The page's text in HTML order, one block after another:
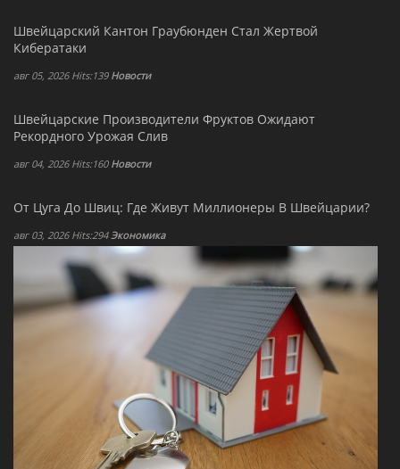
Швейцарский Кантон Граубюнден Стал Жертвой
Кибератаки
авг 05, 2026 Hits:139 Новости
Швейцарские Производители Фруктов Ожидают
Рекордного Урожая Слив
авг 04, 2026 Hits:160 Новости
От Цуга До Швиц: Где Живут Миллионеры В Швейцарии?
авг 03, 2026 Hits:294 Экономика